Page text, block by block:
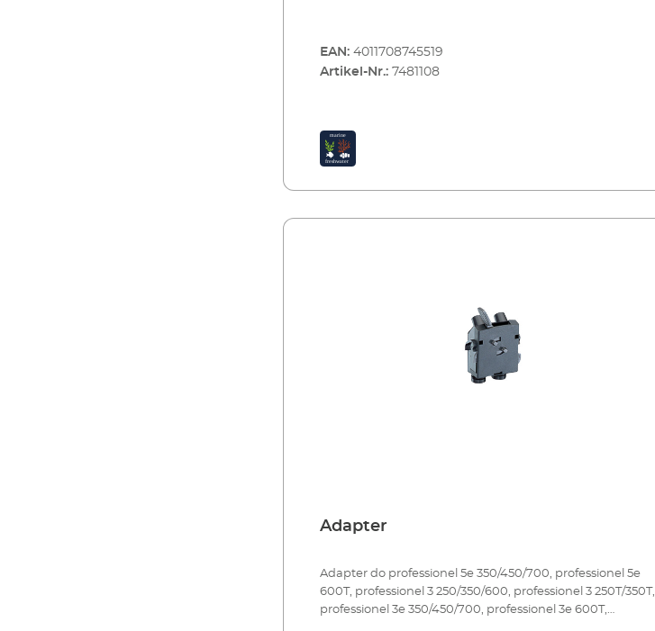
EAN: 4011708745519
Artikel-Nr.: 7481108
Adapter
Adapter do professionel 5e 350/450/700, professionel 5e
600T, professionel 3 250/350/600, professionel 3 250T/350T,
professionel 3e 350/450/700, professionel 3e 600T,